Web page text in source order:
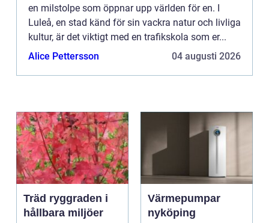
en milstolpe som öppnar upp världen för en. I
Luleå, en stad känd för sin vackra natur och livliga
kultur, är det viktigt med en trafikskola som er...
Alice Pettersson
04 augusti 2026
Träd ryggraden i
hållbara miljöer
Värmepumpar
nyköping